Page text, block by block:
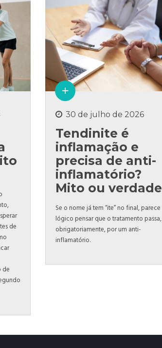
de
de
30 de julho de 2026
Tendinite é
inflamação e
precisa de anti-
inflamatório?
Mito ou verdade
Se o nome já tem “ite” no final, parece
lógico pensar que o tratamento passa,
obrigatoriamente, por um anti-
inflamatório.